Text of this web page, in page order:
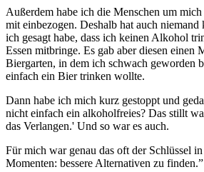
Außerdem habe ich die Menschen um
mit einbezogen. Deshalb hat auch niemand
ich gesagt habe, dass ich keinen Alkohol
Essen mitbringe. Es gab aber diesen einen
Biergarten, in dem ich schwach geworden
einfach ein Bier trinken wollte.
Dann habe ich mich kurz gestoppt und
nicht einfach ein alkoholfreies? Das stillt
das Verlangen.' Und so war es auch.
Für mich war genau das oft der Schlüssel
Momenten: bessere Alternativen zu finden.”